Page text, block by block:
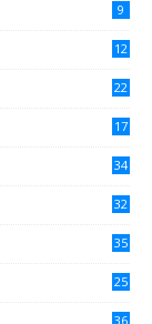
9
12
22
17
34
32
35
25
36